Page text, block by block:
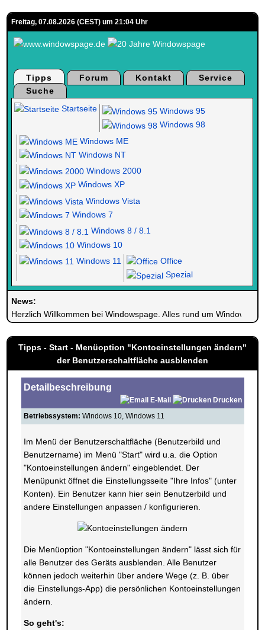
Freitag, 07.08.2026 (CEST) um 21:04 Uhr
Tipps Forum Kontakt
Service
Suche
Startseite
Windows 95
Windows 98
Windows ME
Windows NT
Windows 2000
Windows XP
Windows Vista
Windows 7
Windows 8 / 8.1
Windows 10
Windows 11
Office
Spezial
News:
Herzlich Willkommen bei Windowspage. Alles rund um Windows.
Tipps - Start - Menüoption "Kontoeinstellungen ändern"
der Benutzerschaltfläche ausblenden
Detailbeschreibung
E-Mail
Drucken
Betriebssystem: Windows 10, Windows 11
Im Menü der Benutzerschaltfläche (Benutzerbild und
Benutzername) im Menü "Start" wird u.a. die Option
"Kontoeinstellungen ändern" eingeblendet. Der
Menüpunkt öffnet die Einstellungsseite "Ihre Infos" (unter
Konten). Ein Benutzer kann hier sein Benutzerbild und
andere Einstellungen anpassen / konfigurieren.
Die Menüoption "Kontoeinstellungen ändern" lässt sich für
alle Benutzer des Geräts ausblenden. Alle Benutzer
können jedoch weiterhin über andere Wege (z. B. über
die Einstellungs-App) die persönlichen Kontoeinstellungen
ändern.
So geht's: